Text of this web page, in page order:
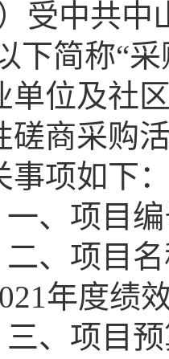
受中共中
下简称“
单位及社
磋商采购
事项如下：
项目编
项目名
年度绩
项目预